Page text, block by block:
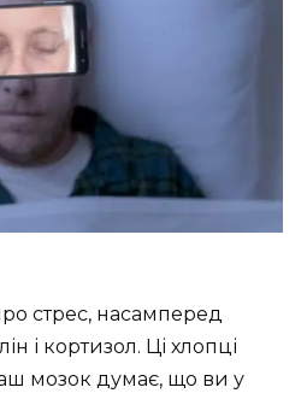
стрес, насамперед
і кортизол. Ці хлопці
мозок думає, що ви у